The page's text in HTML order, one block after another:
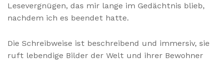
Lesevergnügen, das mir lange im Gedächtnis blieb,
nachdem ich es beendet hatte.
Die Schreibweise ist beschreibend und immersiv, sie
ruft lebendige Bilder der Welt und ihrer Bewohner